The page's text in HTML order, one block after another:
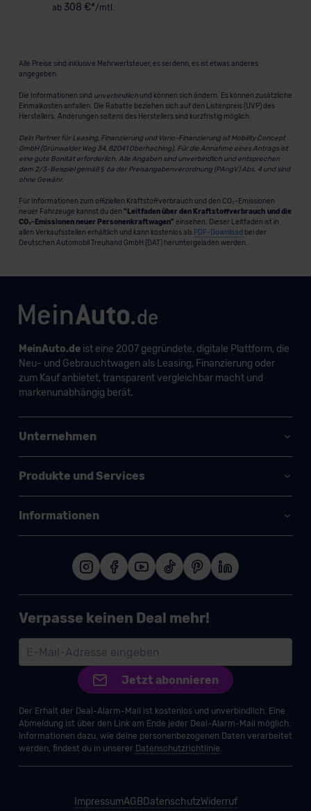
ab 308 €*/mtl.
Alle Preise sind inklusive Mehrwertsteuer, es sei denn, es ist etwas anderes
angegeben.
Die Informationen sind unverbindlichund können sich ändern. Es können zusätzliche
Einmalkosten anfallen. Die Rabatte beziehen sich auf den Listenpreis (UVP) des
Herstellers. Änderungen seitens des Herstellers sind kurzfristig möglich.
Dein Partner für Leasing, Finanzierung und Vario-Finanzierung ist Mobility Concept
GmbH (Grünwalder Weg 34, 82041 Oberhaching). Für die Annahme eines Antrags ist
eine gute Bonität erforderlich. Alle Angaben sind unverbindlich und entsprechen
dem 2/3-Beispiel gemäß § 6a der Preisangabenverordnung (PAngV) Abs. 4 und sind
ohne Gewähr.
Für Informationen zum offiziellen Kraftstoffverbrauch und den CO₂-Emissionen
neuer Fahrzeuge kannst du den "Leitfaden über den Kraftstoffverbrauch und die
CO₂-Emissionen neuer Personenkraftwagen" einsehen. Dieser Leitfaden ist in
allen Verkaufsstellen erhältlich und kann kostenlos als PDF-Download bei der
Deutschen Automobil Treuhand GmbH (DAT) heruntergeladen werden.
MeinAuto.deist eine 2007 gegründete, digitale Plattform, die
Neu- und Gebrauchtwagen als Leasing, Finanzierung oder
zum Kauf anbietet, transparent vergleichbar macht und
markenunabhängig berät.
Unternehmen
Produkte und Services
Informationen
Verpasse keinen Deal mehr!
Jetzt abonnieren
Der Erhalt der Deal-Alarm-Mail ist kostenlos und unverbindlich. Eine
Abmeldung ist über den Link am Ende jeder Deal-Alarm-Mail möglich.
Informationen dazu, wie deine personenbezogenen Daten verarbeitet
werden, findest du in unserer Datenschutzrichtlinie.
ImpressumAGBDatenschutzWiderruf